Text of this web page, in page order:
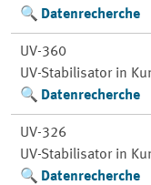
Datenrecherche
UV-360
UV-Stabilisator in
Datenrecherche
UV-326
UV-Stabilisator in
Datenrecherche